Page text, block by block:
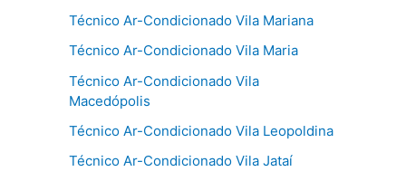
Técnico Ar-Condicionado Vila Mariana
Técnico Ar-Condicionado Vila Maria
Técnico Ar-Condicionado Vila
Macedópolis
Técnico Ar-Condicionado Vila Leopoldina
Técnico Ar-Condicionado Vila Jataí